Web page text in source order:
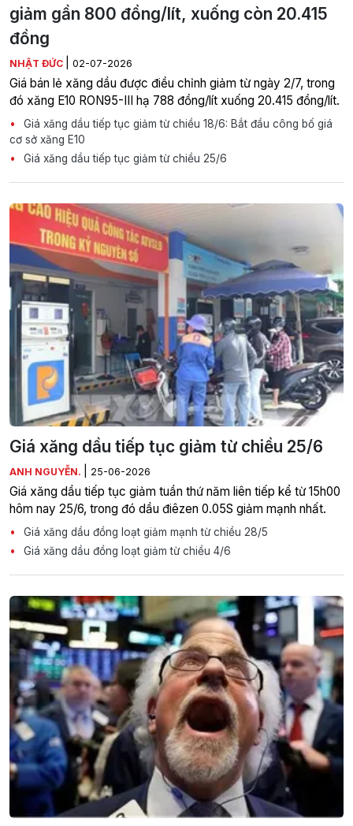
giảm gần 800 đồng/lít, xuống còn 20.415
đồng
NHẬT ĐỨC 02-07-2026
Giá bán lẻ xăng dầu được điều chỉnh giảm từ ngày 2/7, trong
đó xăng E10 RON95-III hạ 788 đồng/lít xuống 20.415 đồng/lít.
Giá xăng dầu tiếp tục giảm từ chiều 18/6: Bắt đầu công bố giá
cơ sở xăng E10
Giá xăng dầu tiếp tục giảm từ chiều 25/6
Giá xăng dầu tiếp tục giảm từ chiều 25/6
ANH NGUYỄN. 25-06-2026
Giá xăng dầu tiếp tục giảm tuần thứ năm liên tiếp kể từ 15h00
hôm nay 25/6, trong đó dầu điêzen 0.05S giảm mạnh nhất.
Giá xăng dầu đồng loạt giảm mạnh từ chiều 28/5
Giá xăng dầu đồng loạt giảm từ chiều 4/6